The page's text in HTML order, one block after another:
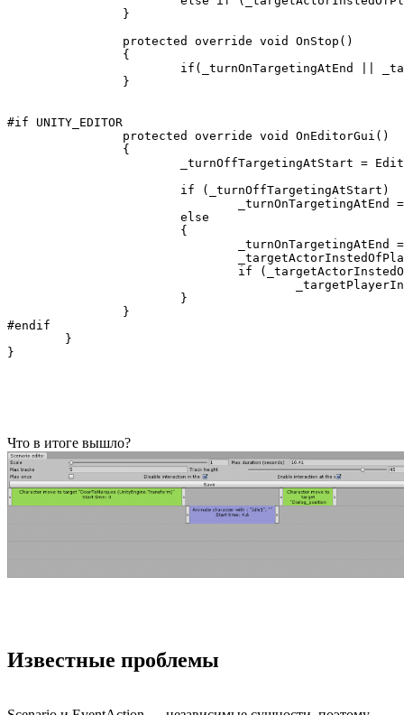
#if UNITY_EDITOR
#endif
Что в итоге вышло?
Известные проблемы